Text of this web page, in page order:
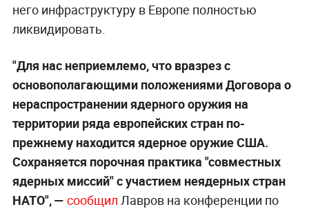
него инфраструктуру в Европе полностью
ликвидировать.
"Для нас неприемлемо, что вразрез с
основополагающими положениями Договора о
нераспространении ядерного оружия на
территории ряда европейских стран по-
прежнему находится ядерное оружие США.
Сохраняется порочная практика "совместных
ядерных миссий" с участием неядерных стран
НАТО", — сообщил Лавров на конференции по